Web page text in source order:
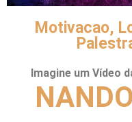
Motivacao,
Imagine um Vídeo